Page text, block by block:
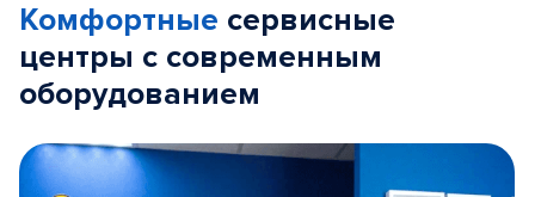
Комфортные сервисные
центры с современным
оборудованием